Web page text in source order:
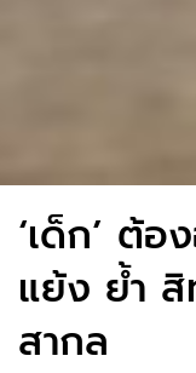
‘เด็ก’ ต้อ
แย้ง ย้ำ สิ
สากล